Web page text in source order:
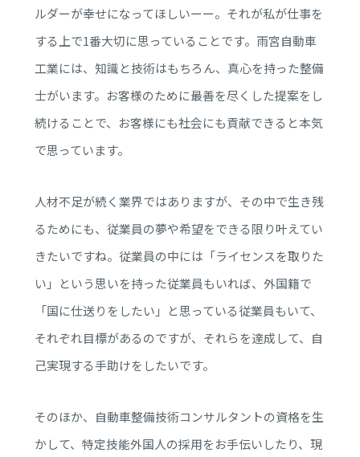
ルダーが幸せになってほしいーー。それが私が仕事を
する上で1番大切に思っていることです。雨宮自動車
工業には、知識と技術はもちろん、真心を持った整備
士がいます。お客様のために最善を尽くした提案をし
続けることで、お客様にも社会にも貢献できると本気
で思っています。
人材不足が続く業界ではありますが、その中で生き残
るためにも、従業員の夢や希望をできる限り叶えてい
きたいですね。従業員の中には「ライセンスを取りた
い」という思いを持った従業員もいれば、外国籍で
「国に仕送りをしたい」と思っている従業員もいて、
それぞれ目標があるのですが、それらを達成して、自
己実現する手助けをしたいです。
そのほか、自動車整備技術コンサルタントの資格を生
かして、特定技能外国人の採用をお手伝いしたり、現